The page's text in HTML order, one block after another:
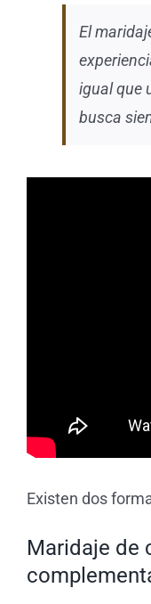
El
igual que
busca
Existen dos
Maridaje de